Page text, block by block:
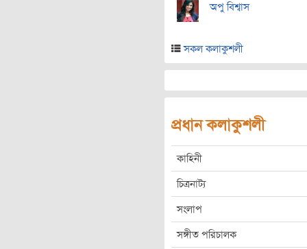
অপু বিশ্বাস
সকল কলাকুশলী
প্রধান কলাকুশলী
কাহিনী
চিত্রনাট্য
সংলাপ
সঙ্গীত পরিচালক